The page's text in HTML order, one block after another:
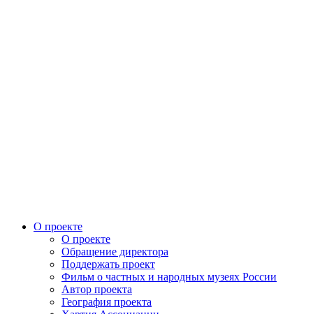
О проекте
О проекте
Обращение директора
Поддержать проект
Фильм о частных и народных музеях России
Автор проекта
География проекта